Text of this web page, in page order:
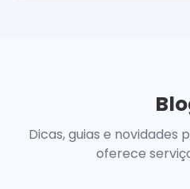
Dicas, guias e
oferece